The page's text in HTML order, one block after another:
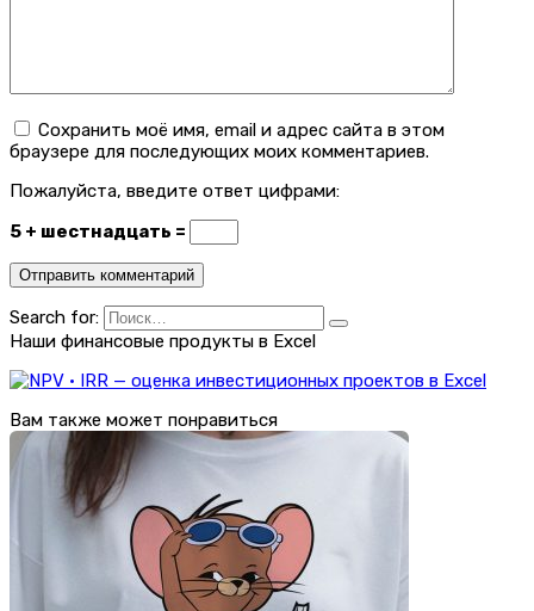
Сохранить моё имя, email и адрес сайта в этом
браузере для последующих моих комментариев.
Пожалуйста, введите ответ цифрами:
5 + шестнадцать =
Search for:
Наши финансовые продукты в Excel
Вам также может понравиться